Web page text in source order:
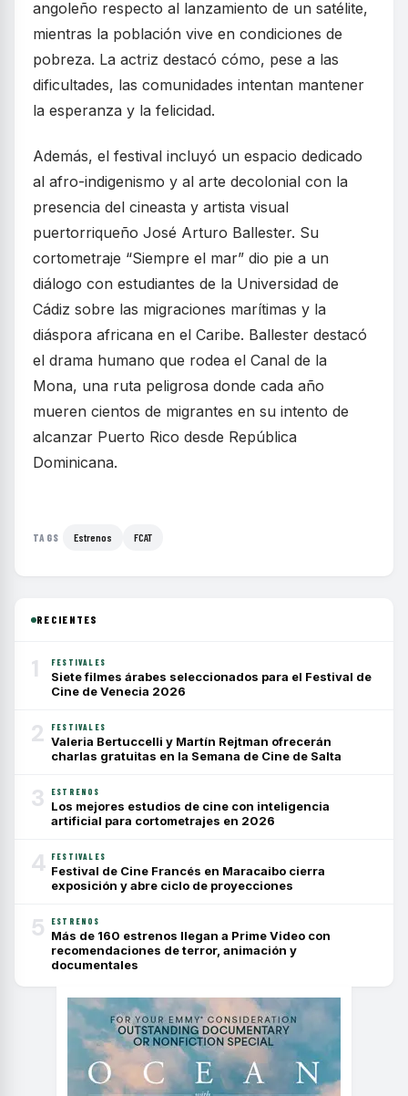
angoleño respecto al lanzamiento de un satélite,
mientras la población vive en condiciones de
pobreza. La actriz destacó cómo, pese a las
dificultades, las comunidades intentan mantener
la esperanza y la felicidad.
Además, el festival incluyó un espacio dedicado
al afro-indigenismo y al arte decolonial con la
presencia del cineasta y artista visual
puertorriqueño José Arturo Ballester. Su
cortometraje “Siempre el mar” dio pie a un
diálogo con estudiantes de la Universidad de
Cádiz sobre las migraciones marítimas y la
diáspora africana en el Caribe. Ballester destacó
el drama humano que rodea el Canal de la
Mona, una ruta peligrosa donde cada año
mueren cientos de migrantes en su intento de
alcanzar Puerto Rico desde República
Dominicana.
TAGS Estrenos FCAT
RECIENTES
1 FESTIVALES
Siete filmes árabes seleccionados para el Festival de
Cine de Venecia 2026
2 FESTIVALES
Valeria Bertuccelli y Martín Rejtman ofrecerán
charlas gratuitas en la Semana de Cine de Salta
3 ESTRENOS
Los mejores estudios de cine con inteligencia
artificial para cortometrajes en 2026
4 FESTIVALES
Festival de Cine Francés en Maracaibo cierra
exposición y abre ciclo de proyecciones
5 ESTRENOS
Más de 160 estrenos llegan a Prime Video con
recomendaciones de terror, animación y
documentales